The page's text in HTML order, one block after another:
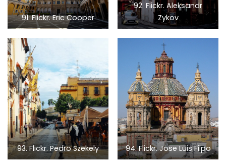
91. Flickr. Eric Cooper
92. Flickr. Aleksandr
Zykov
93. Flickr. Pedro Szekely 94. Flickr. Jose Luis Filpo